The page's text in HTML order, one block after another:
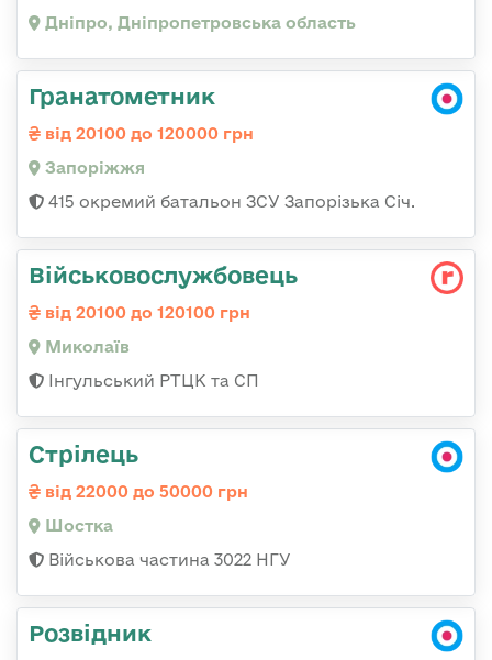
Дніпро, Дніпропетровська область
Гранатометник
від 20100 до 120000 грн
Запоріжжя
415 окремий батальон ЗСУ Запорізька Січ.
Військовослужбовець
від 20100 до 120100 грн
Миколаїв
Інгульський РТЦК та СП
Стрілець
від 22000 до 50000 грн
Шостка
Військова частина 3022 НГУ
Розвідник